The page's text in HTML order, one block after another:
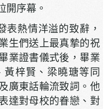
開序幕。
熱情洋溢的致辭，
生們送上最真摯的祝
業證書儀式後，畢業
梓賢、梁曉瑭等同
廣東話輪流致詞。他
達對母校的眷戀、對